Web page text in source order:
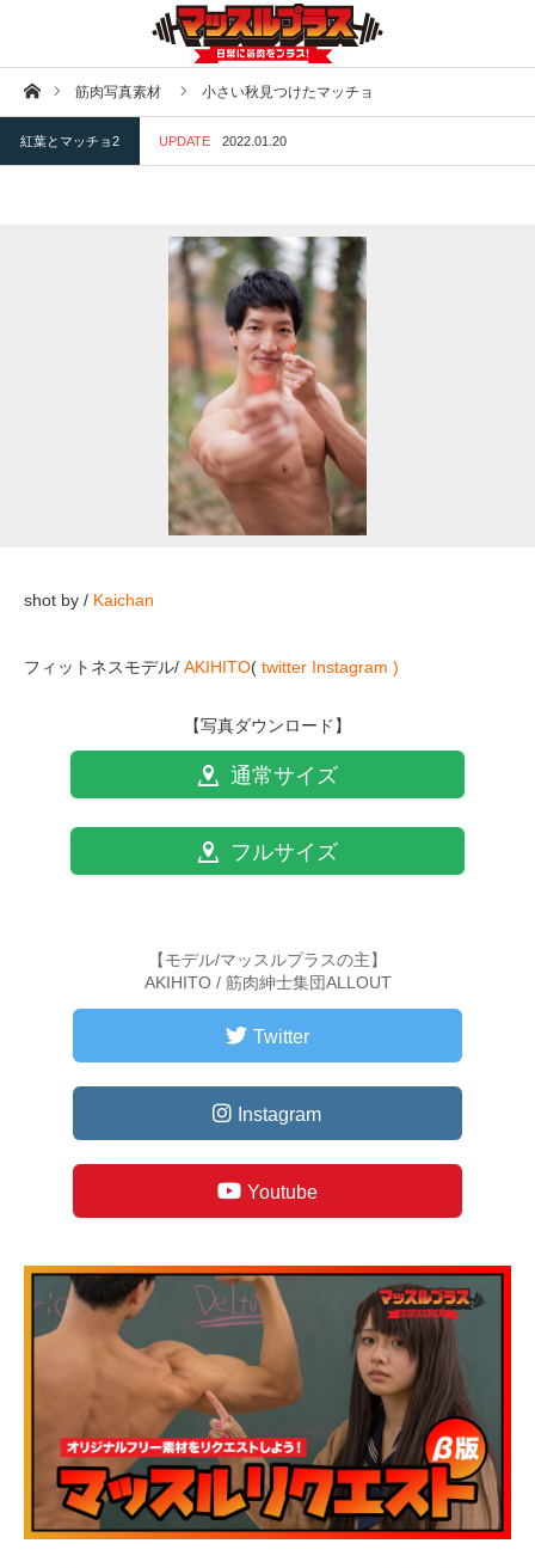
ホーム筋肉写真素材 小さい秋見つけたマッチョ
紅葉とマッチョ2 UPDATE 2022.01.20
shot by / Kaichan
フィットネスモデル/ AKIHITO( twitter Instagram )
【写真ダウンロード】
通常サイズ
フルサイズ
【モデル/マッスルプラスの主】
AKIHITO / 筋肉紳士集団ALLOUT
Twitter
Instagram
Youtube